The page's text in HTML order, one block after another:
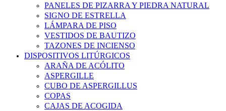
PANELES DE PIZARRA Y PIEDRA NATURAL
SIGNO DE ESTRELLA
LÁMPARA DE PISO
VESTIDOS DE BAUTIZO
TAZONES DE INCIENSO
DISPOSITIVOS LITÚRGICOS
ARAÑA DE ACÓLITO
ASPERGILLE
CUBO DE ASPERGILLUS
COPAS
CAJAS DE ACOGIDA